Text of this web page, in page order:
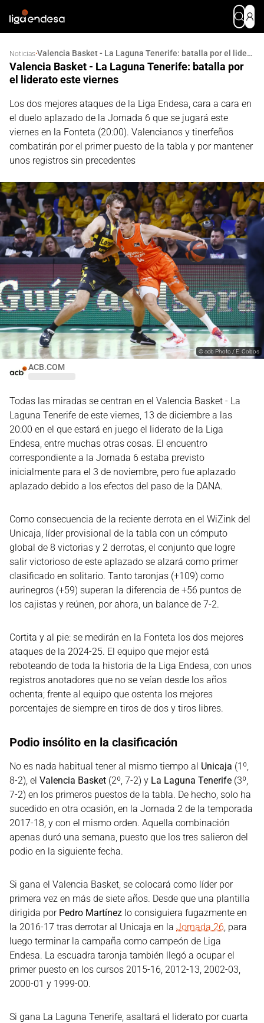
Noticias· Valencia Basket - La Laguna Tenerife: batalla por el liderato este viernes
Valencia Basket - La Laguna Tenerife: batalla por
el liderato este viernes
Los dos mejores ataques de la Liga Endesa, cara a cara en
el duelo aplazado de la Jornada 6 que se jugará este
viernes en la Fonteta (20:00). Valencianos y tinerfeños
combatirán por el primer puesto de la tabla y por mantener
unos registros sin precedentes
ACB.COM
©acb Photo / E. Cobos
Todas las miradas se centran en el Valencia Basket - La
Laguna Tenerife de este viernes, 13 de diciembre a las
20:00 en el que estará en juego el liderato de la Liga
Endesa, entre muchas otras cosas. El encuentro
correspondiente a la Jornada 6 estaba previsto
inicialmente para el 3 de noviembre, pero fue aplazado
aplazado debido a los efectos del paso de la DANA.
Como consecuencia de la reciente derrota en el WiZink del
Unicaja, líder provisional de la tabla con un cómputo
global de 8 victorias y 2 derrotas, el conjunto que logre
salir victorioso de este aplazado se alzará como primer
clasificado en solitario. Tanto taronjas (+109) como
aurinegros (+59) superan la diferencia de +56 puntos de
los cajistas y reúnen, por ahora, un balance de 7-2.
Cortita y al pie: se medirán en la Fonteta los dos mejores
ataques de la 2024-25. El equipo que mejor está
reboteando de toda la historia de la Liga Endesa, con unos
registros anotadores que no se veían desde los años
ochenta; frente al equipo que ostenta los mejores
porcentajes de siempre en tiros de dos y tiros libres.
Podio insólito en la clasificación
No es nada habitual tener al mismo tiempo al Unicaja (1º,
8-2), el Valencia Basket (2º, 7-2) y La Laguna Tenerife (3º,
7-2) en los primeros puestos de la tabla. De hecho, solo ha
sucedido en otra ocasión, en la Jornada 2 de la temporada
2017-18, y con el mismo orden. Aquella combinación
apenas duró una semana, puesto que los tres salieron del
podio en la siguiente fecha.
Si gana el Valencia Basket, se colocará como líder por
primera vez en más de siete años. Desde que una plantilla
dirigida por Pedro Martínez lo consiguiera fugazmente en
la 2016-17 tras derrotar al Unicaja en la Jornada 26, para
luego terminar la campaña como campeón de Liga
Endesa. La escuadra taronja también llegó a ocupar el
primer puesto en los cursos 2015-16, 2012-13, 2002-03,
2000-01 y 1999-00.
Si gana La Laguna Tenerife, asaltará el liderato por cuarta